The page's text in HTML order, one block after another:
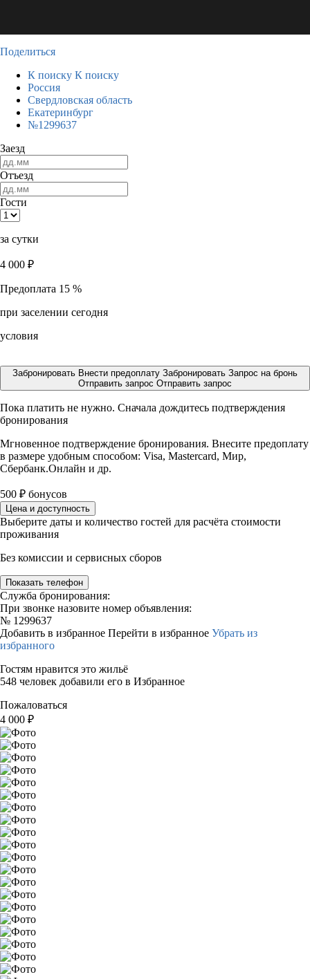
Поделиться
К поиску К поиску
Россия
Свердловская область
Екатеринбург
№1299637
Заезд
Отъезд
Гости
за сутки
4 000 ₽
Предоплата 15 %
при заселении сегодня
условия
Забронировать Внести предоплату Забронировать Запрос на бронь
Отправить запрос Отправить запрос
Пока платить не нужно. Сначала дождитесь подтверждения
бронирования
Мгновенное подтверждение бронирования. Внесите предоплату
в размере удобным способом: Visa, Mastercard, Мир,
Сбербанк.Онлайн и др.
500 ₽ бонусов
Цена и доступность
Выберите даты и количество гостей для расчёта стоимости
проживания
Без комиссии и сервисных сборов
Показать телефон
Служба бронирования:
При звонке назовите номер объявления:
№ 1299637
Добавить в избранное Перейти в избранное Убрать из
избранного
Гостям нравится это жильё
548 человек добавили его в Избранное
Пожаловаться
4 000 ₽